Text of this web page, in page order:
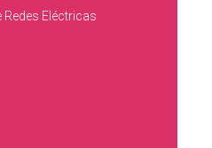
Redes Eléctricas